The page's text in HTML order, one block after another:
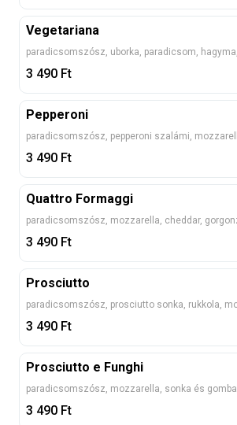
Vegetariana
3 490 Ft
Pepperoni
3 490 Ft
Quattro Formaggi
3 490 Ft
Prosciutto
3 490 Ft
Prosciutto e Funghi
3 490 Ft